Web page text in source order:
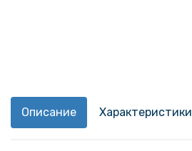
Описание Характеристики